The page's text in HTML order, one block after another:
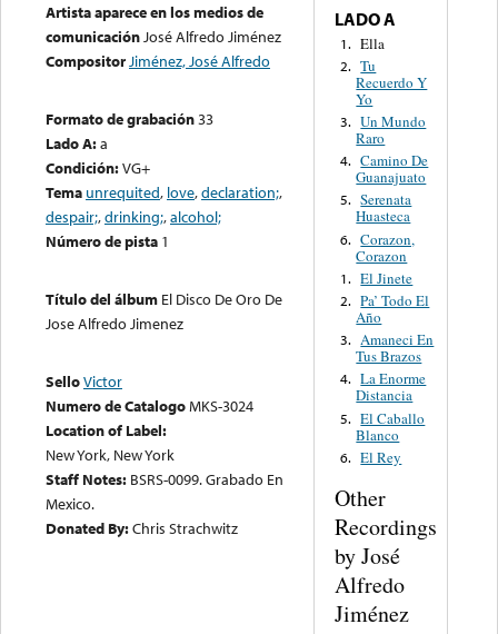
Artista aparece en los medios de
comunicaciónJosé Alfredo Jiménez
CompositorJiménez, José Alfredo
Formato de grabación33
Lado A:a
Condición:VG+
Tema unrequited, love,declaration;,
despair;,drinking;,alcohol;
Número de pista 1
Título del álbum El Disco De Oro De
Jose Alfredo Jimenez
SelloVictor
Numero de CatalogoMKS-3024
Location of Label:
New York, New York
Staff Notes: BSRS-0099. Grabado En
Mexico.
Donated By:Chris Strachwitz
LADO A
1. Ella
2. Tu
Recuerdo Y
Yo
3. Un Mundo
Raro
4. Camino De
Guanajuato
5. Serenata
Huasteca
6. Corazon,
Corazon
1. El Jinete
2. Pa’ Todo El
Año
3. Amaneci En
Tus Brazos
4. La Enorme
Distancia
5. El Caballo
Blanco
6. El Rey
Other
Recordings
by José
Alfredo
Jiménez